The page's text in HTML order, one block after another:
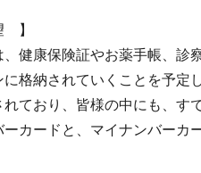
】
健康保険証やお薬手帳、診
格納されていくことを予
ており、皆様の中にも、
カードと、マイナンバー